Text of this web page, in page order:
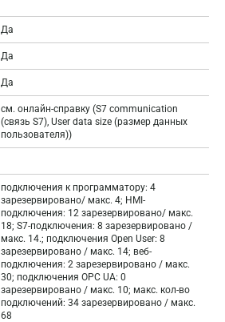
Да
Да
Да
см. онлайн-справку (S7 communication
(связь S7), User data size (размер данных
пользователя))
подключения к программатору: 4
зарезервировано/ макс. 4; HMI-
подключения: 12 зарезервировано/ макс.
18; S7-подключения: 8 зарезервировано /
макс. 14.; подключения Open User: 8
зарезервировано / макс. 14; веб-
подключения: 2 зарезервировано / макс.
30; подключения OPC UA: 0
зарезервировано / макс. 10; макс. кол-во
подключений: 34 зарезервировано / макс.
68